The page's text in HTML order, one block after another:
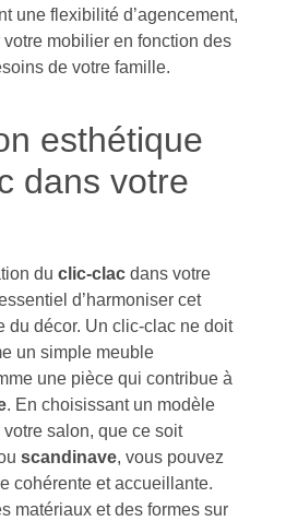
une flexibilité d’agencement,
votre mobilier en fonction des
de votre famille.
esthétique
dans votre
du clic-clac dans votre
d’harmoniser cet
du décor. Un clic-clac ne doit
un simple meuble
une pièce qui contribue à
. En choisissant un modèle
salon, que ce soit
scandinave, vous pouvez
cohérente et accueillante.
matériaux et des formes sur